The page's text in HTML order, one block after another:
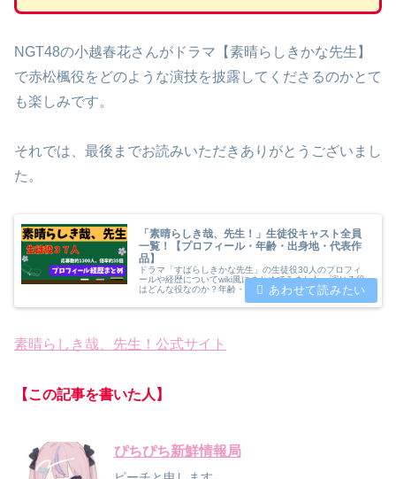
NGT48の小越春花さんがドラマ【素晴らしきかな先生】
で赤松楓役をどのような演技を披露してくださるのかとて
も楽しみです。
それでは、最後までお読みいただきありがとうございまし
た。
「素晴らしき哉、先生！」生徒役キャスト全員
一覧！【プロフィール・年齢・出身地・代表作
品】
ドラマ「すばらしきかな先生」の生徒役30人のプロフィ
ールや経歴についてwiki風にまとめてみました。演じる役
はどんな役なのか？年齢・出身地・これまでに演じた代表
作品を紹介した上で出身地別人数・最年長（最年少）メン
バーについても紹介します。
素晴らしき哉、先生！公式サイト
【この記事を書いた人】
ぴちぴち新鮮情報局